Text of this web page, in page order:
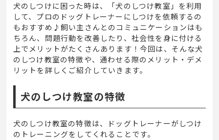
犬のしつけに困った時は、「犬のしつけ教室」を利用
して、プロのドッグトレーナーにしつけを依頼するの
もおすすめ♪飼い主さんとのコミュニケーションはも
ちろん、問題行動を改善したり、社会性を身に付ける
上でメリットがたくさんあります！今回は、そんな犬
のしつけ教室の特徴や、通わせる際のメリット・デメ
リットを詳しくご紹介していきます。
犬のしつけ教室の特徴
犬のしつけ教室の特徴は、ドッグトレーナーがしつけ
のトレーニングをしてくれることです。